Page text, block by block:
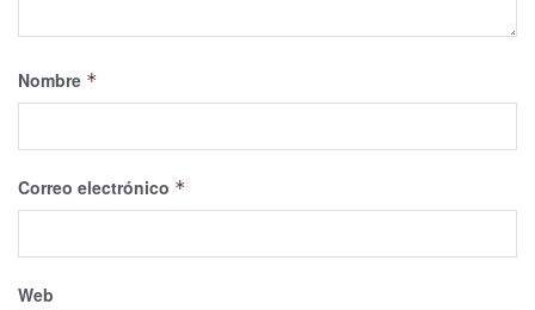
Nombre *
Correo electrónico *
Web